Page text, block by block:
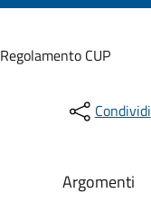
Regolamento CUP
Condividi
Argomenti